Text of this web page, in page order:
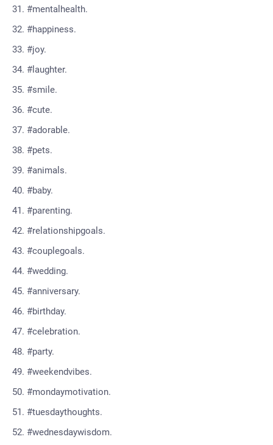
#mentalhealth.
#happiness.
#joy.
#laughter.
#smile.
#cute.
#adorable.
#pets.
#animals.
#baby.
#parenting.
#relationshipgoals.
#couplegoals.
#wedding.
#anniversary.
#birthday.
#celebration.
#party.
#weekendvibes.
#mondaymotivation.
#tuesdaythoughts.
#wednesdaywisdom.